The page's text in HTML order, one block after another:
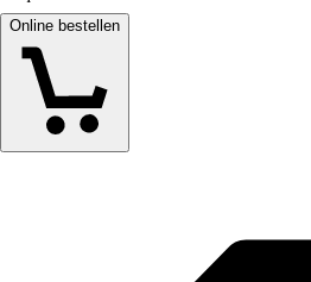
Online bestellen